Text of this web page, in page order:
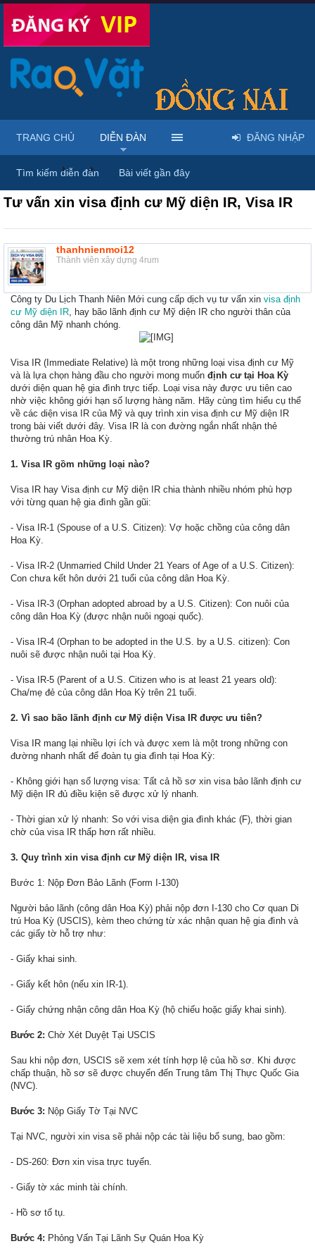
Diễn đàn ... Giới thiệu dịch vụ & địa điểm
Tư vấn xin visa định cư Mỹ diện IR, Visa IR
thanhnienmoi12
Thành viên xây dựng 4rum
Công ty Du Lịch Thanh Niên Mới cung cấp dịch vụ tư vấn xin visa định
cư Mỹ diện IR, hay bão lãnh định cư Mỹ diện IR cho người thân của
công dân Mỹ nhanh chóng.
Visa IR (Immediate Relative) là một trong những loại visa định cư Mỹ
và là lựa chọn hàng đầu cho người mong muốn định cư tại Hoa Kỳ
dưới diện quan hệ gia đình trực tiếp. Loại visa này được ưu tiên cao
nhờ việc không giới hạn số lượng hàng năm. Hãy cùng tìm hiểu cụ thể
về các diện visa IR của Mỹ và quy trình xin visa định cư Mỹ diện IR
trong bài viết dưới đây. Visa IR là con đường ngắn nhất nhận thẻ
thường trú nhân Hoa Kỳ.
1. Visa IR gồm những loại nào?
Visa IR hay Visa định cư Mỹ diện IR chia thành nhiều nhóm phù hợp
với từng quan hệ gia đình gần gũi:
- Visa IR-1 (Spouse of a U.S. Citizen): Vợ hoặc chồng của công dân
Hoa Kỳ.
- Visa IR-2 (Unmarried Child Under 21 Years of Age of a U.S. Citizen):
Con chưa kết hôn dưới 21 tuổi của công dân Hoa Kỳ.
- Visa IR-3 (Orphan adopted abroad by a U.S. Citizen): Con nuôi của
công dân Hoa Kỳ (được nhận nuôi ngoại quốc).
- Visa IR-4 (Orphan to be adopted in the U.S. by a U.S. citizen): Con
nuôi sẽ được nhận nuôi tại Hoa Kỳ.
- Visa IR-5 (Parent of a U.S. Citizen who is at least 21 years old):
Cha/mẹ đẻ của công dân Hoa Kỳ trên 21 tuổi.
2. Vì sao bão lãnh định cư Mỹ diện Visa IR được ưu tiên?
Visa IR mang lại nhiều lợi ích và được xem là một trong những con
đường nhanh nhất để đoàn tụ gia đình tại Hoa Kỳ:
- Không giới hạn số lượng visa: Tất cả hồ sơ xin visa bảo lãnh định cư
Mỹ diện IR đủ điều kiện sẽ được xử lý nhanh.
- Thời gian xử lý nhanh: So với visa diện gia đình khác (F), thời gian
chờ của visa IR thấp hơn rất nhiều.
3. Quy trình xin visa định cư Mỹ diện IR, visa IR
Bước 1: Nộp Đơn Bảo Lãnh (Form I-130)
Người bảo lãnh (công dân Hoa Kỳ) phải nộp đơn I-130 cho Cơ quan Di
trú Hoa Kỳ (USCIS), kèm theo chứng từ xác nhận quan hệ gia đình và
các giấy tờ hỗ trợ như:
- Giấy khai sinh.
- Giấy kết hôn (nếu xin IR-1).
- Giấy chứng nhận công dân Hoa Kỳ (hộ chiếu hoặc giấy khai sinh).
Bước 2: Chờ Xét Duyệt Tại USCIS
Sau khi nộp đơn, USCIS sẽ xem xét tính hợp lệ của hồ sơ. Khi được
chấp thuận, hồ sơ sẽ được chuyển đến Trung tâm Thị Thực Quốc Gia
(NVC).
Bước 3: Nộp Giấy Tờ Tại NVC
Tại NVC, người xin visa sẽ phải nộp các tài liệu bổ sung, bao gồm:
- DS-260: Đơn xin visa trực tuyến.
- Giấy tờ xác minh tài chính.
- Hồ sơ tố tụ.
Bước 4: Phỏng Vấn Tại Lãnh Sự Quán Hoa Kỳ
TRANG CHỦ DIỄN ĐÀN
Tìm kiếm diễn đàn Bài viết gần đây
ĐĂNG NHẬP